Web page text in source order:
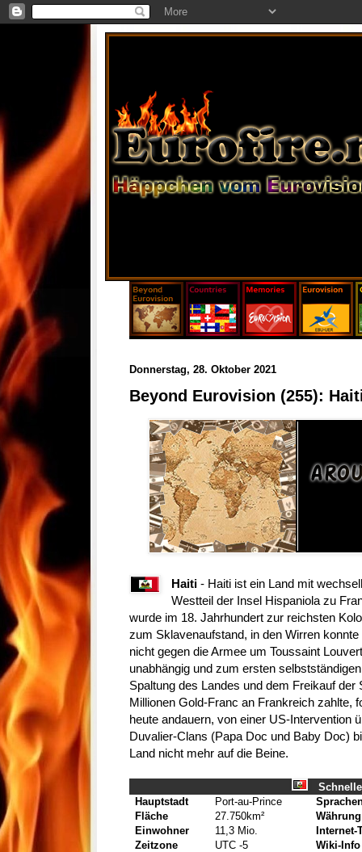
Donnerstag, 28. Oktober 2021
Beyond Eurovision (255):
Haiti- Haiti ist ein Land mit
Westteil der Insel Hispaniola zu
wurde im 18. Jahrhundert zur reichsten
zum Sklavenaufstand, in den Wirren
nicht gegen die Armee um Toussaint
unabhängig und zum ersten
Spaltung des Landes und dem Freikauf der
Millionen Gold-Franc an Frankreich zahlte,
heute andauern, von einer US-Intervention
Duvalier-Clans (Papa Doc und Baby Doc)
Land nicht mehr auf die Beine.
Hauptstadt
Port-au-Prince
Fläche
27.750km²
Währung
Einwohner
11,3 Mio.
Internet-
Zeitzone
UTC -5 Wiki-Info